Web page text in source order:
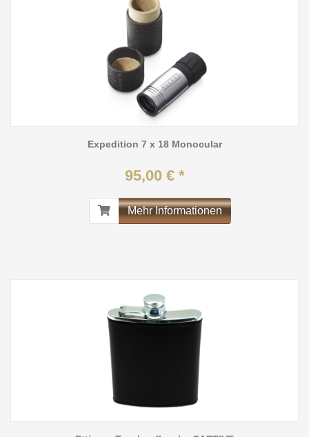
Expedition 7 x 18 Monocular
95,00 € *
Mehr Informationen